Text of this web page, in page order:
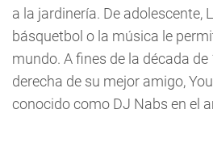
a la jardinería. De adolescente,
básquetbol o la música le
mundo. A fines de la década
derecha de su mejor amigo,
conocido como DJ Nabs en el